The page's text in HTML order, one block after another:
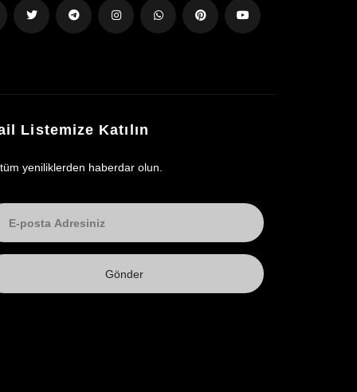
Listemize Katılın
yeniliklerden haberdar olun.